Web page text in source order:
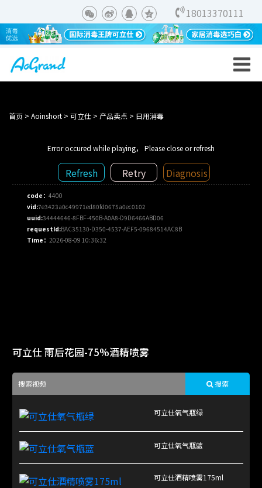
18013370111
首页 > Aoinshort > 可立仕 > 产品卖点 > 日用消毒
Error occured while playing， Please close or refresh
Refresh Retry Diagnosis
code：4400
vid:7e3423a0c49971ed80fd0675a0ec0102
uuid:34444646-8FBF-450B-A0A8-D9D6466ABD06
requestId:BAC35130-D350-4537-AEF5-09684514AC8B
Time：2026-08-09 10:36:32
可立仕 雨后花园-75%酒精喷雾
搜索
可立仕氧气瓶绿
可立仕氧气瓶蓝
可立仕酒精喷雾175ml